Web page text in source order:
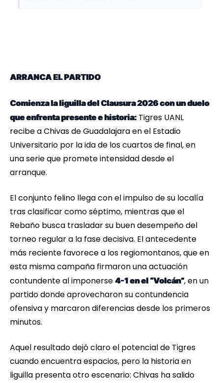
ARRANCA EL PARTIDO
Comienza la liguilla del Clausura 2026 con un duelo
que enfrenta presente e historia: Tigres UANL
recibe a Chivas de Guadalajara en el Estadio
Universitario por la ida de los cuartos de final, en
una serie que promete intensidad desde el
arranque.
El conjunto felino llega con el impulso de su localía
tras clasificar como séptimo, mientras que el
Rebaño busca trasladar su buen desempeño del
torneo regular a la fase decisiva. El antecedente
más reciente favorece a los regiomontanos, que en
esta misma campaña firmaron una actuación
contundente al imponerse 4-1 en el “Volcán”, en un
partido donde aprovecharon su contundencia
ofensiva y marcaron diferencias desde los primeros
minutos.
Aquel resultado dejó claro el potencial de Tigres
cuando encuentra espacios, pero la historia en
liguilla presenta otro escenario: Chivas ha salido